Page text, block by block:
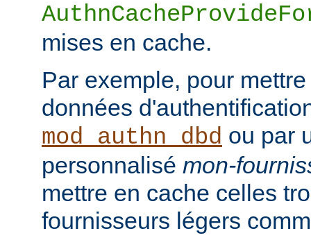
mises en cache.
Par exemple, pour
données
mod_authn_dbd ou par
personnalisé mon-
mettre en cache celles
fournisseurs légers